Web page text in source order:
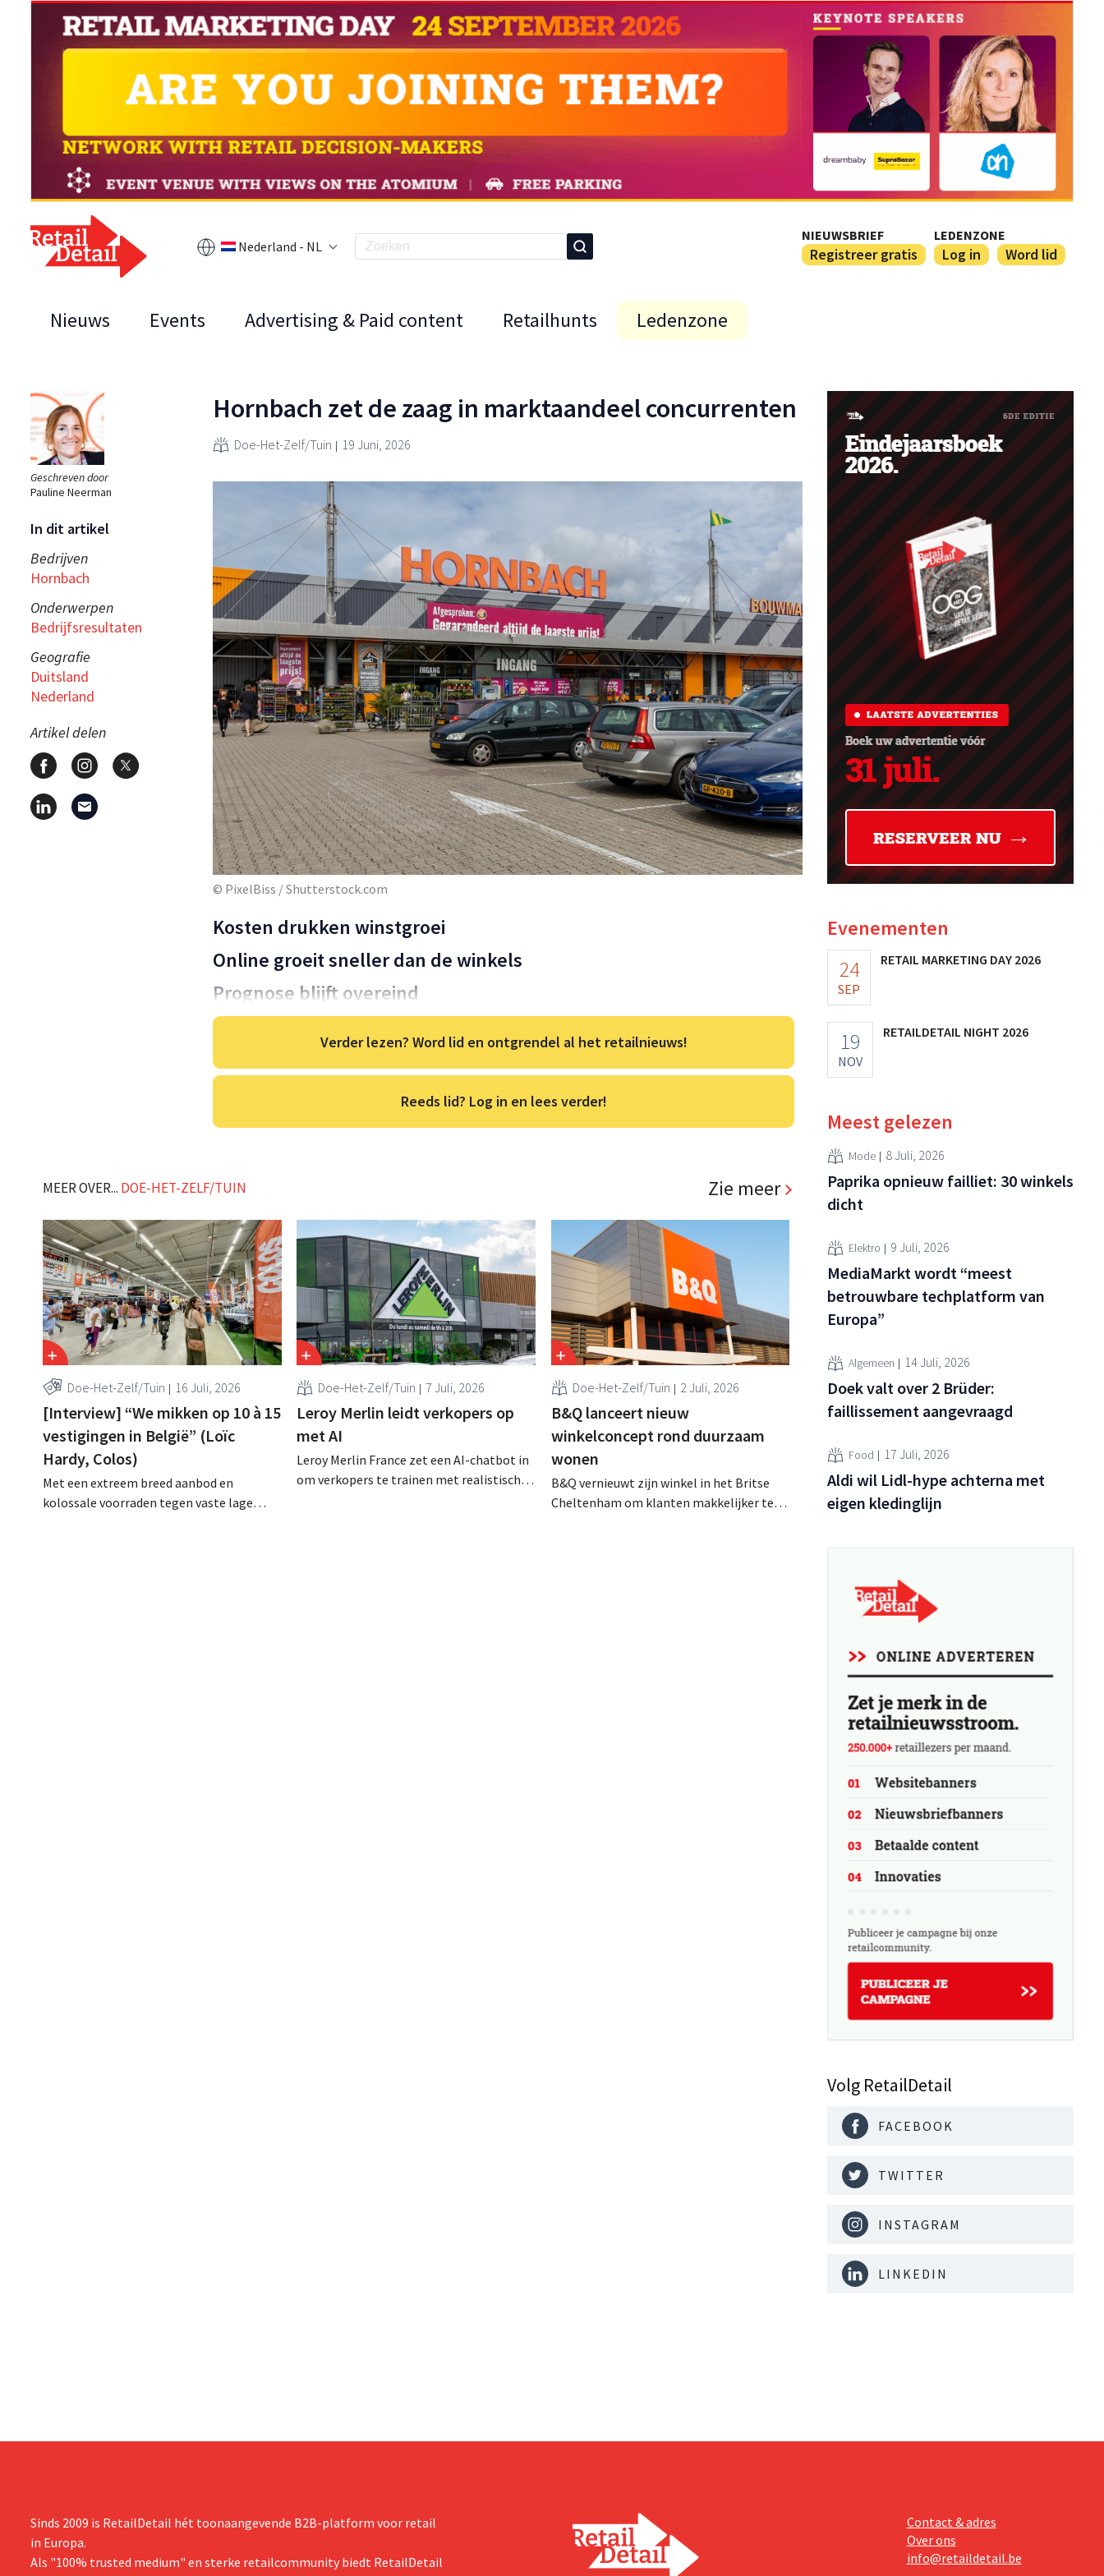
Nederland - NL
NIEUWSBRIEF
Registreer gratis
LEDENZONE
Log in Word lid
Nieuws Events Advertising & Paid content Retailhunts Ledenzone
Geschreven door
Pauline Neerman
In dit artikel
Bedrijven
Hornbach
Onderwerpen
Bedrijfsresultaten
Geografie
Duitsland
Nederland
Artikel delen
Hornbach zet de zaag in marktaandeel concurrenten
Doe-Het-Zelf/Tuin 19 Juni, 2026
© PixelBiss / Shutterstock.com
Kosten drukken winstgroei
Online groeit sneller dan de winkels
Prognose blijft overeind
Verder lezen? Word lid en ontgrendel al het retailnieuws!
Reeds lid? Log in en lees verder!
MEER OVER... DOE-HET-ZELF/TUIN Zie meer
Doe-Het-Zelf/Tuin 16 Juli, 2026
[Interview] “We mikken op 10 à 15
vestigingen in België” (Loïc
Hardy, Colos)
Met een extreem breed aanbod en
kolossale voorraden tegen vaste lage
Doe-Het-Zelf/Tuin 7 Juli, 2026
Leroy Merlin leidt verkopers op
met AI
Leroy Merlin France zet een AI-chatbot in
om verkopers te trainen met realistische
Doe-Het-Zelf/Tuin 2 Juli, 2026
B&Q lanceert nieuw
winkelconcept rond duurzaam
wonen
B&Q vernieuwt zijn winkel in het Britse
Cheltenham om klanten makkelijker te
Evenementen
24
SEP
RETAIL MARKETING DAY 2026
19
NOV
RETAILDETAIL NIGHT 2026
Meest gelezen
Mode 8 Juli, 2026
Paprika opnieuw failliet: 30 winkels
dicht
Elektro 9 Juli, 2026
MediaMarkt wordt “meest
betrouwbare techplatform van
Europa”
Algemeen 14 Juli, 2026
Doek valt over 2 Brüder:
faillissement aangevraagd
Food 17 Juli, 2026
Aldi wil Lidl-hype achterna met
eigen kledinglijn
Volg RetailDetail
FACEBOOK
TWITTER
INSTAGRAM
LINKEDIN
Sinds 2009 is RetailDetail hét toonaangevende B2B-platform voor retail
in Europa.
Als "100% trusted medium" en sterke retailcommunity biedt RetailDetail
Contact & adres
Over ons
info@retaildetail.be